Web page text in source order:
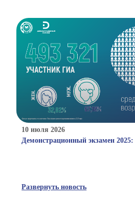
10 июля 2026
Демонстрационный экзамен
Развернуть новость